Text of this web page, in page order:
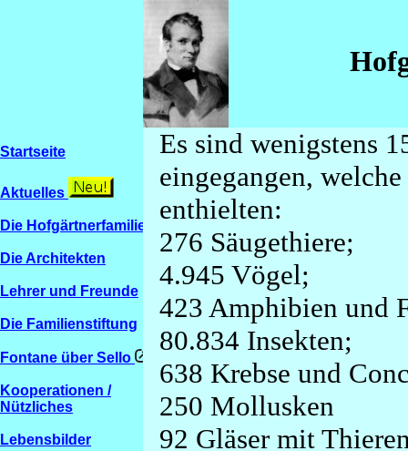
Startseite
Aktuelles
Die Hofgärtnerfamilien
Die Architekten
Lehrer und Freunde
Die Familienstiftung
Fontane über Sello
Kooperationen /
Nützliches
Lebensbilder
Es sind wenigstens
eingegangen, welche
enthielten:
276 Säugethiere;
4.945 Vögel;
423 Amphibien und
80.834 Insekten;
638 Krebse und
250 Mollusken
92 Gläser mit